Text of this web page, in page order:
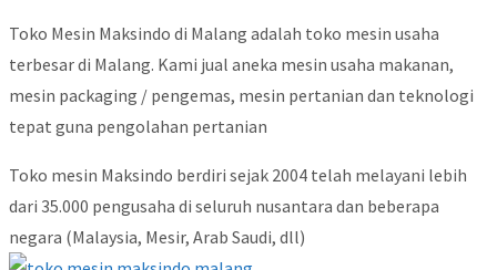
Toko Mesin Maksindo di Malang adalah toko mesin usaha
terbesar di Malang. Kami jual aneka mesin usaha makanan,
mesin packaging / pengemas, mesin pertanian dan teknologi
tepat guna pengolahan pertanian
Toko mesin Maksindo berdiri sejak 2004 telah melayani lebih
dari 35.000 pengusaha di seluruh nusantara dan beberapa
negara (Malaysia, Mesir, Arab Saudi, dll)